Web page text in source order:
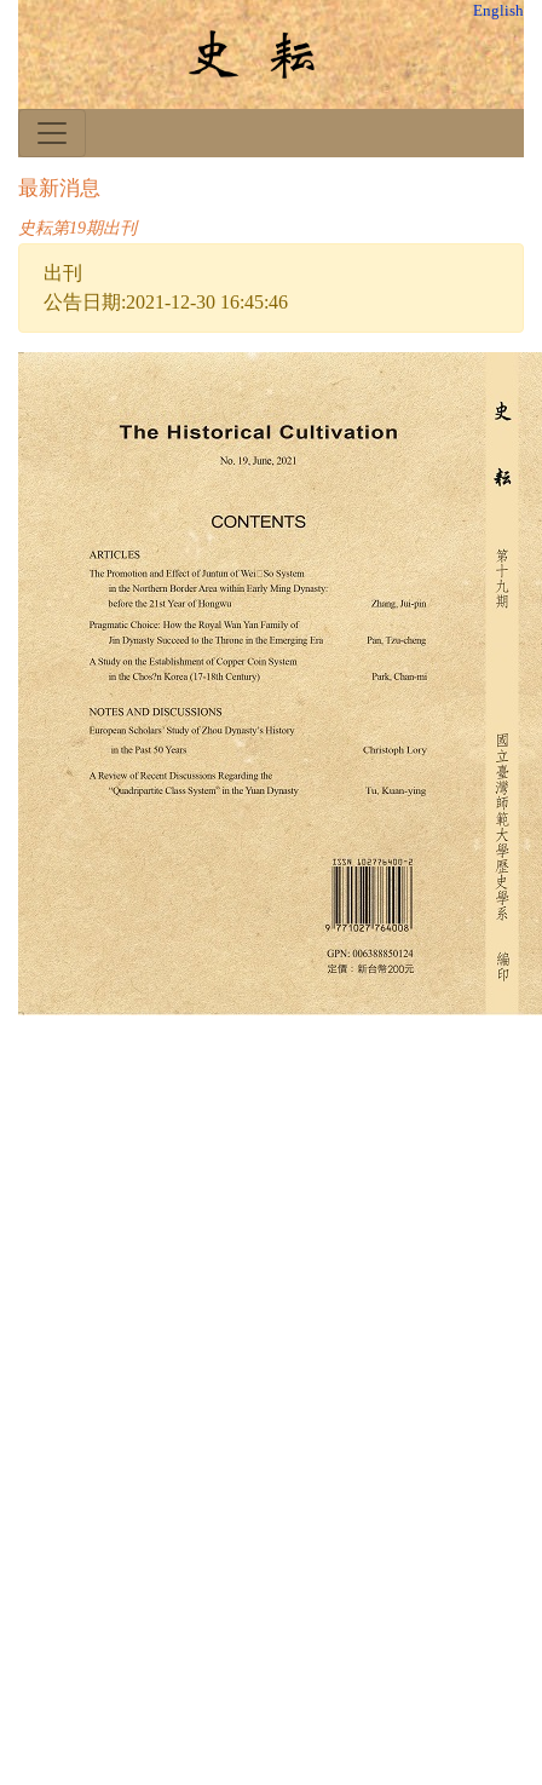
English
最新消息
史耘第19期出刊
出刊
公告日期:2021-12-30 16:45:46